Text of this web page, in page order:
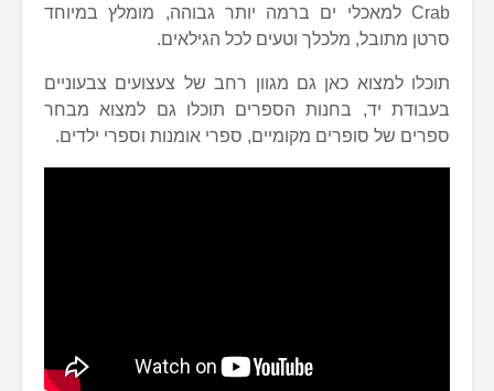
Crab למאכלי ים ברמה יותר גבוהה, מומלץ במיוחד
סרטן מתובל, מלכלך וטעים לכל הגילאים.
תוכלו למצוא כאן גם מגוון רחב של צעצועים צבעוניים
בעבודת יד, בחנות הספרים תוכלו גם למצוא מבחר
ספרים של סופרים מקומיים, ספרי אומנות וספרי ילדים.